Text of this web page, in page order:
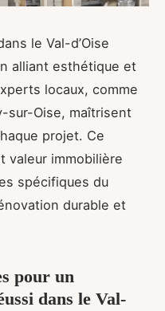
le Val-d’Oise
alliant esthétique et
locaux, comme
sur-Oise, maîtrisent
projet. Ce
valeur immobilière
spécifiques du
durable et
pour un
dans le Val-